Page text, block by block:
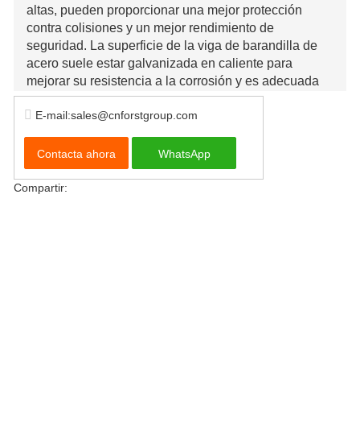
altas, pueden proporcionar una mejor protección
contra colisiones y un mejor rendimiento de
seguridad. La superficie de la viga de barandilla de
acero suele estar galvanizada en caliente para
mejorar su resistencia a la corrosión y es adecuada
para uso en carreteras en diversas condiciones
climáticas.
E-mail:sales@cnforstgroup.com
Contacta ahora WhatsApp
Compartir: